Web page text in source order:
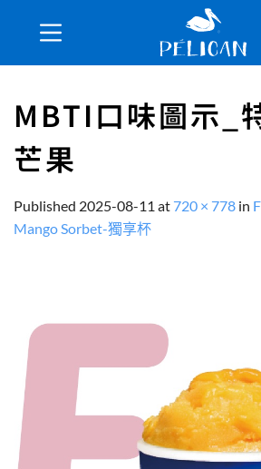
MBTI口味圖示_
芒果
Published 2025-08-11 at 720 × 778 in
Mango Sorbet-獨享杯